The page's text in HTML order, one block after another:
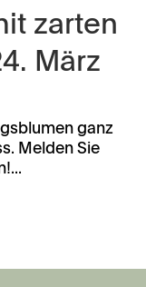
zarten
März
ganz
Melden Sie